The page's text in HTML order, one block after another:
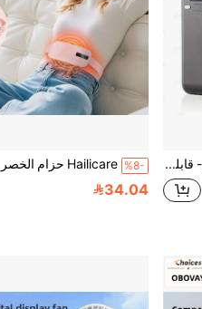
مروحة محمولة قابلة للطي - قابلة للشحن عبر USB، هادئة للغاية ب- 5 سرعات قابلة للتعديل، بطارية 3600 مللي أمبير (مدة تشغيل 10 ساعات)، مناسبة لمكتب المكتب والغرفة والسكن الجامعي والسفر الخارجي في الصيف والشاطئ والسفر والمناسبات %8-
34.04